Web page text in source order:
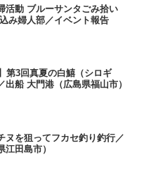
活動 ブルーサンタごみ拾い
み婦人部／イベント報告
第3回真夏の白鱚（シロギ
出船 大門港（広島県福山市）
ヌを狙ってフカセ釣り釣行／
江田島市）